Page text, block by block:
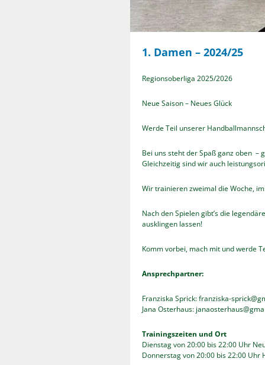
1. Damen – 2024/25
Regionsoberliga 2025/2026
Neue Saison – Neues Glück
Werde Teil unserer
Bei uns steht der Spaß ganz oben –
Gleichzeitig sind wir auch
Wir trainieren zweimal die Woche,
Nach den Spielen gibt’s die
ausklingen lassen!
Komm vorbei, mach mit und werde
Ansprechpartner:
Franziska Sprick: franziska-
Jana Osterhaus:
Trainingszeiten und Ort
Dienstag von 20:00 bis 22:00 Uhr
Donnerstag von 20:00 bis 22:00